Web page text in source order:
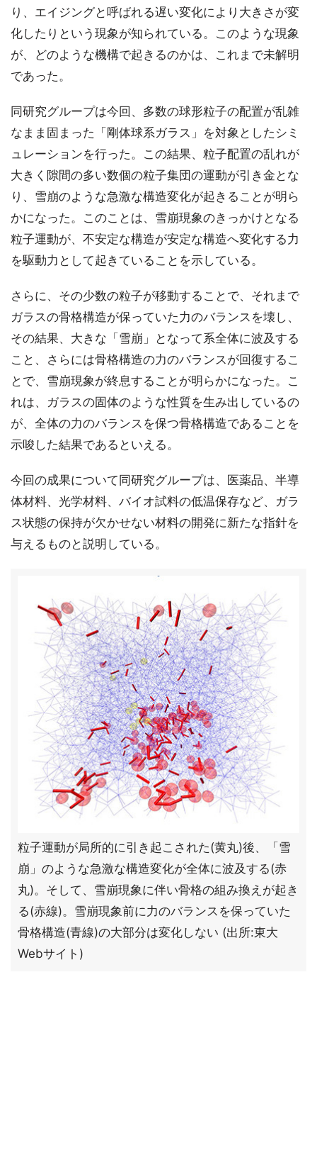
り、エイジングと呼ばれる遅い変化により大きさが変
化したりという現象が知られている。このような現象
が、どのような機構で起きるのかは、これまで未解明
であった。
同研究グループは今回、多数の球形粒子の配置が乱雑
なまま固まった「剛体球系ガラス」を対象としたシミ
ュレーションを行った。この結果、粒子配置の乱れが
大きく隙間の多い数個の粒子集団の運動が引き金とな
り、雪崩のような急激な構造変化が起きることが明ら
かになった。このことは、雪崩現象のきっかけとなる
粒子運動が、不安定な構造が安定な構造へ変化する力
を駆動力として起きていることを示している。
さらに、その少数の粒子が移動することで、それまで
ガラスの骨格構造が保っていた力のバランスを壊し、
その結果、大きな「雪崩」となって系全体に波及する
こと、さらには骨格構造の力のバランスが回復するこ
とで、雪崩現象が終息することが明らかになった。こ
れは、ガラスの固体のような性質を生み出しているの
が、全体の力のバランスを保つ骨格構造であることを
示唆した結果であるといえる。
今回の成果について同研究グループは、医薬品、半導
体材料、光学材料、バイオ試料の低温保存など、ガラ
ス状態の保持が欠かせない材料の開発に新たな指針を
与えるものと説明している。
粒子運動が局所的に引き起こされた(黄丸)後、「雪
崩」のような急激な構造変化が全体に波及する(赤
丸)。そして、雪崩現象に伴い骨格の組み換えが起き
る(赤線)。雪崩現象前に力のバランスを保っていた
骨格構造(青線)の大部分は変化しない (出所:東大
Webサイト)